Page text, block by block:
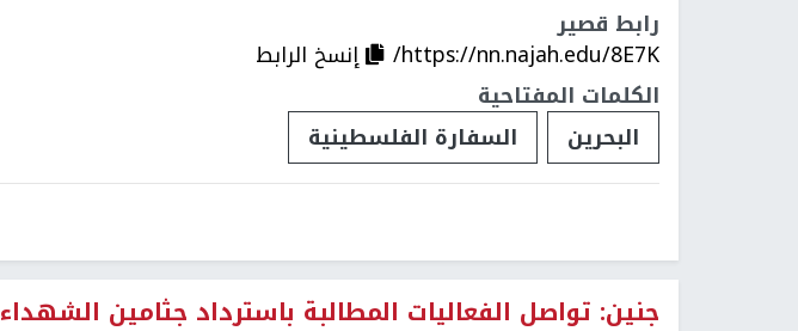
رابط قصير
https://nn.najah.edu/8E7K/
إنسخ الرابط
الكلمات المفتاحية
البحرين
السفارة الفلسطينية
جنين: تواصل الفعاليات المطالبة باسترداد جثامين الشهداء